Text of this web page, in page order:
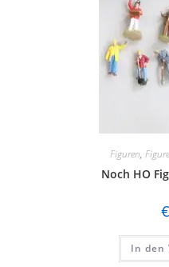
Figuren,
Noch HO
€
In den